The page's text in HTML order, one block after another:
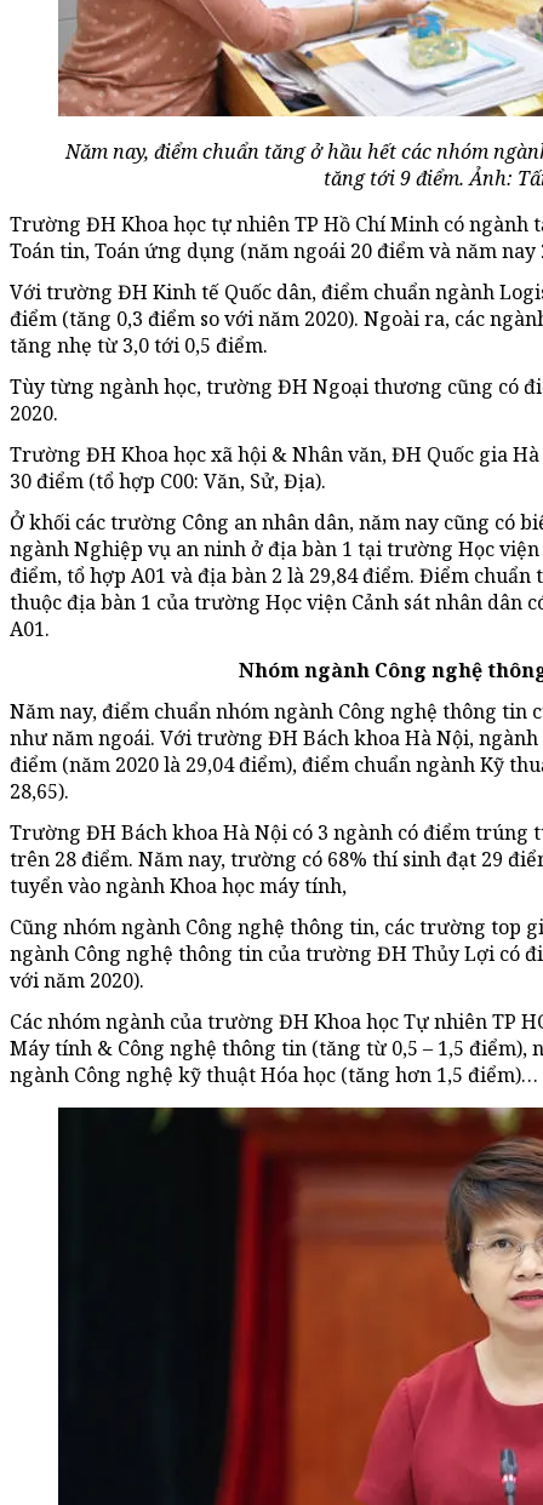
Năm nay, điểm chuẩn tăng ở hầu hết các nhóm
tăng tới 9 điểm. Ảnh:
Trường ĐH Khoa học tự nhiên TP Hồ Chí Minh có ngành
Toán tin, Toán ứng dụng (năm ngoái 20 điểm và năm nay
Với trường ĐH Kinh tế Quốc dân, điểm chuẩn ngành
điểm (tăng 0,3 điểm so với năm 2020). Ngoài ra, các
tăng nhẹ từ 3,0 tới 0,5 điểm.
Tùy từng ngành học, trường ĐH Ngoại thương cũng có
2020.
Trường ĐH Khoa học xã hội & Nhân văn, ĐH Quốc gia
30 điểm (tổ hợp C00: Văn, Sử, Địa).
Ở khối các trường Công an nhân dân, năm nay cũng có
ngành Nghiệp vụ an ninh ở địa bàn 1 tại trường Học
điểm, tổ hợp A01 và địa bàn 2 là 29,84 điểm. Điểm
thuộc địa bàn 1 của trường Học viện Cảnh sát nhân dân
A01.
Nhóm ngành Công nghệ
Năm nay, điểm chuẩn nhóm ngành Công nghệ thông
như năm ngoái. Với trường ĐH Bách khoa Hà Nội,
điểm (năm 2020 là 29,04 điểm), điểm chuẩn ngành Kỹ
28,65).
Trường ĐH Bách khoa Hà Nội có 3 ngành có điểm trúng
trên 28 điểm. Năm nay, trường có 68% thí sinh đạt 29
tuyển vào ngành Khoa học máy tính,
Cũng nhóm ngành Công nghệ thông tin, các trường top
ngành Công nghệ thông tin của trường ĐH Thủy Lợi có
với năm 2020).
Các nhóm ngành của trường ĐH Khoa học Tự nhiên TP
Máy tính & Công nghệ thông tin (tăng từ 0,5 – 1,5 điểm),
ngành Công nghệ kỹ thuật Hóa học (tăng hơn 1,5 điểm)…